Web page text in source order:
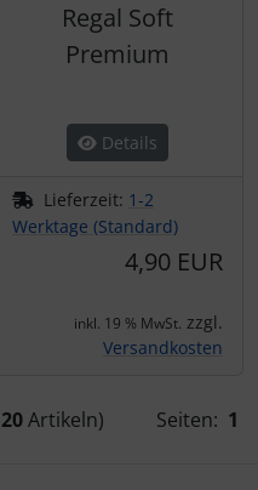
Regal Soft
Premium
Details
Lieferzeit: 1-2
Werktage (Standard)
4,90 EUR
inkl. 19 % MwSt. zzgl.
Versandkosten
20Artikeln) Seiten: 1